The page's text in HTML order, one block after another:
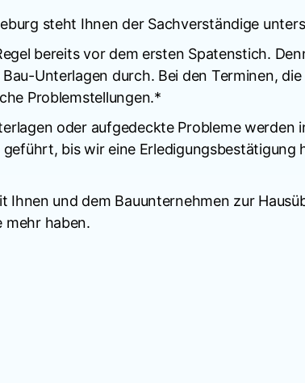
steht Ihnen der Sachverständige
bereits vor dem ersten Spatenstich.
Unterlagen durch. Bei den Terminen,
Problemstellungen.*
oder aufgedeckte Probleme
bis wir eine
Ihnen und dem Bauunternehmen zur
mehr haben.